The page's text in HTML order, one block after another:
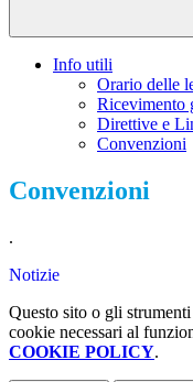
Info utili
Orario delle
Ricevimento
Direttive e
Convenzioni
Convenzioni
.
Notizie
Questo sito o gli
cookie necessari al
COOKIE POLICY.